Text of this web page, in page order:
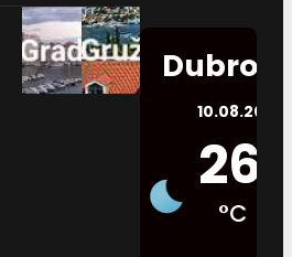
10.08.2026.
26
°C